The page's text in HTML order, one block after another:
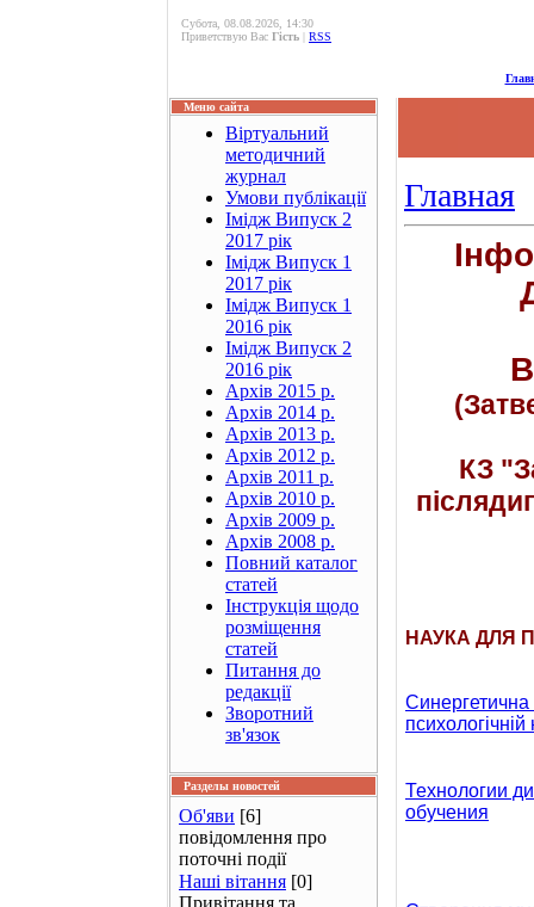
Субота, 08.08.2026, 14:30
Приветствую Вас Гість | RSS
Меню сайта
Віртуальний
методичний
журнал
Умови публікації
Імідж Випуск 2
2017 рік
Імідж Випуск 1
2017 рік
Імідж Випуск 1
2016 рік
Імідж Випуск 2
2016 рік
Архів 2015 р.
Архів 2014 р.
Архів 2013 р.
Архів 2012 р.
Архів 2011 р.
Архів 2010 р.
Архів 2009 р.
Архів 2008 р.
Повний каталог
статей
Інструкція щодо
розміщення
статей
Питання до
редакції
Зворотний
зв'язок
Разделы новостей
Об'яви [6]
повідомлення про
поточні події
Наші вітання [0]
Привітання та
Главная
КЗ
НАУКА ДЛЯ
психологічній
Технологии
обучения